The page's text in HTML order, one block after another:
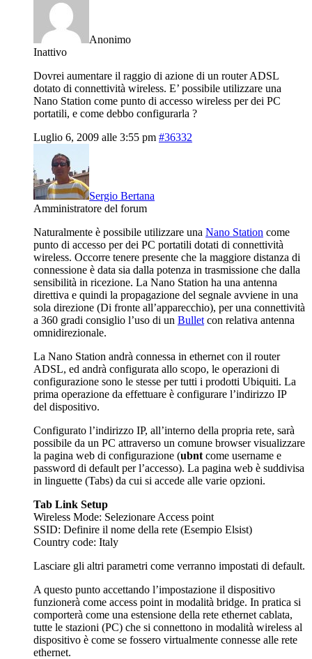
Anonimo
Inattivo
Dovrei aumentare il raggio di azione di un router ADSL
dotato di connettività wireless. E’ possibile utilizzare una
Nano Station come punto di accesso wireless per dei PC
portatili, e come debbo configurarla ?
Luglio 6, 2009 alle 3:55 pm #36332
Sergio Bertana
Amministratore del forum
Naturalmente è possibile utilizzare una Nano Station come
punto di accesso per dei PC portatili dotati di connettività
wireless. Occorre tenere presente che la maggiore distanza di
connessione è data sia dalla potenza in trasmissione che dalla
sensibilità in ricezione. La Nano Station ha una antenna
direttiva e quindi la propagazione del segnale avviene in una
sola direzione (Di fronte all’apparecchio), per una connettività
a 360 gradi consiglio l’uso di un Bullet con relativa antenna
omnidirezionale.
La Nano Station andrà connessa in ethernet con il router
ADSL, ed andrà configurata allo scopo, le operazioni di
configurazione sono le stesse per tutti i prodotti Ubiquiti. La
prima operazione da effettuare è configurare l’indirizzo IP
del dispositivo.
Configurato l’indirizzo IP, all’interno della propria rete, sarà
possibile da un PC attraverso un comune browser visualizzare
la pagina web di configurazione (ubnt come username e
password di default per l’accesso). La pagina web è suddivisa
in linguette (Tabs) da cui si accede alle varie opzioni.
Tab Link Setup
Wireless Mode: Selezionare Access point
SSID: Definire il nome della rete (Esempio Elsist)
Country code: Italy
Lasciare gli altri parametri come verranno impostati di default.
A questo punto accettando l’impostazione il dispositivo
funzionerà come access point in modalità bridge. In pratica si
comporterà come una estensione della rete ethernet cablata,
tutte le stazioni (PC) che si connettono in modalità wireless al
dispositivo è come se fossero virtualmente connesse alle rete
ethernet.